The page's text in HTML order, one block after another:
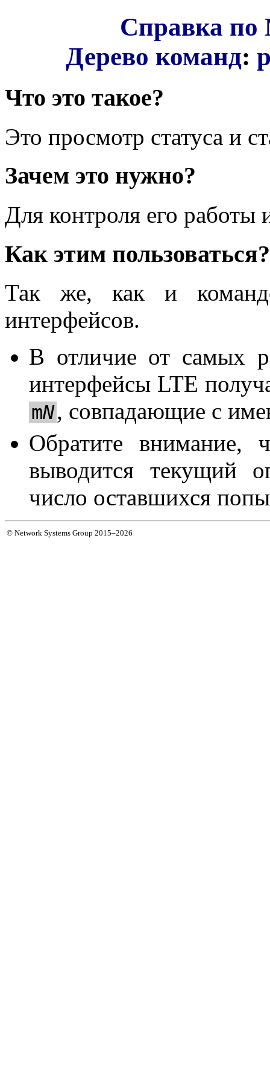
Справка по
Дерево команд:
Что это такое?
Это просмотр статуса и
Зачем это нужно?
Для контроля его работы
Как этим пользоваться?
Так же, как и
интерфейсов.
В отличие от самых
интерфейсы LTE
mN, совпадающие с
Обратите внимание,
выводится текущий
число оставшихся
© Network Systems Group 2015–2026